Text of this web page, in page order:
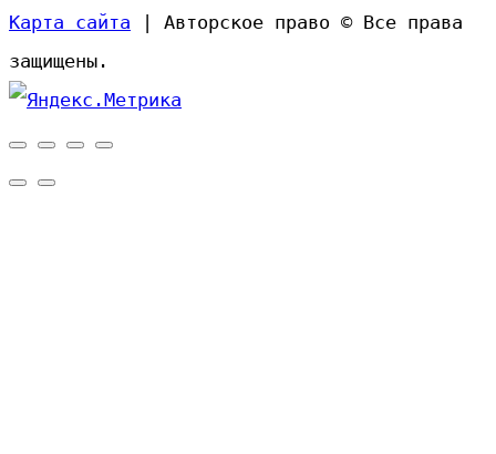
Карта сайта | Авторское право © Все права
защищены.
Прокрутить